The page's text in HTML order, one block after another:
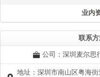
业内
联系
公司：深圳麦尔思
地址：深圳市南山区粤海